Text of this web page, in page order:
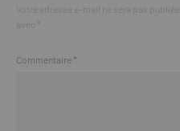
Commentaire *